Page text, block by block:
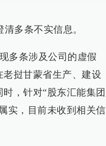
多条不实信息。
多条涉及公司的虚假
挝甘蒙省生产、建设
，针对“股东汇能集团
实，目前未收到相关信